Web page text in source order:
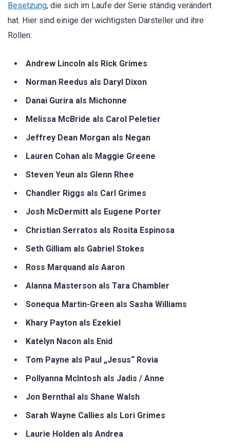
Besetzung, die sich im Laufe der Serie ständig verändert
hat. Hier sind einige der wichtigsten Darsteller und ihre
Rollen:
Andrew Lincoln als Rick Grimes
Norman Reedus als Daryl Dixon
Danai Gurira als Michonne
Melissa McBride als Carol Peletier
Jeffrey Dean Morgan als Negan
Lauren Cohan als Maggie Greene
Steven Yeun als Glenn Rhee
Chandler Riggs als Carl Grimes
Josh McDermitt als Eugene Porter
Christian Serratos als Rosita Espinosa
Seth Gilliam als Gabriel Stokes
Ross Marquand als Aaron
Alanna Masterson als Tara Chambler
Sonequa Martin-Green als Sasha Williams
Khary Payton als Ezekiel
Katelyn Nacon als Enid
Tom Payne als Paul „Jesus“ Rovia
Pollyanna McIntosh als Jadis / Anne
Jon Bernthal als Shane Walsh
Sarah Wayne Callies als Lori Grimes
Laurie Holden als Andrea